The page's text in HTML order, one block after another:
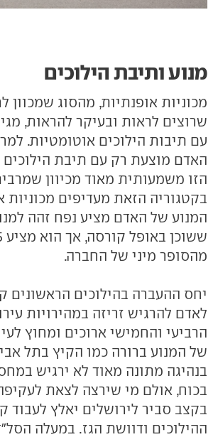
מנוע ותיבת הילוכים
מכוניות אופנתיות, מהסוג שמכוון
שרוצים לראות ובעיקר להראות,
עם תיבות הילוכים אוטומטיות.
האדם מוצעת רק עם תיבת הילוכים
הזו משמעותית מאוד מכיוון
בקטגוריה הזאת מעדיפים מכוניות
מהסופר מיני של החברה.
יחס ההעברה בהילוכים הראשונים
לאדם להרגיש זריזה במהירויות
הרביעי והחמישי ארוכים ומחוץ
של המנוע ברורה כמו הקיץ בתל
בנהיגה מתונה מאוד לא ירגיש
בכוח, אולם מי שירצה לצאת
בקצב סביר לירושלים יאלץ לעבוד
ההילוכים ודוושת הגז. במעלה